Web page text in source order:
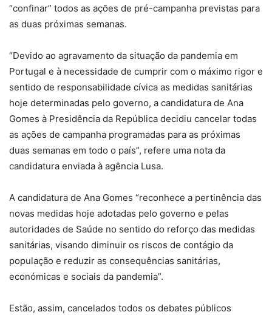
“confinar” todos as ações de pré-campanha previstas para
as duas próximas semanas.
“Devido ao agravamento da situação da pandemia em
Portugal e à necessidade de cumprir com o máximo rigor e
sentido de responsabilidade cívica as medidas sanitárias
hoje determinadas pelo governo, a candidatura de Ana
Gomes à Presidência da República decidiu cancelar todas
as ações de campanha programadas para as próximas
duas semanas em todo o país”, refere uma nota da
candidatura enviada à agência Lusa.
A candidatura de Ana Gomes “reconhece a pertinência das
novas medidas hoje adotadas pelo governo e pelas
autoridades de Saúde no sentido do reforço das medidas
sanitárias, visando diminuir os riscos de contágio da
população e reduzir as consequências sanitárias,
económicas e sociais da pandemia”.
Estão, assim, cancelados todos os debates públicos